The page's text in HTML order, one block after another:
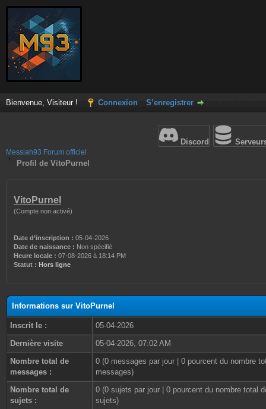
Bienvenue, Visiteur ! Connexion S’enregistrer
Discord
Messiah93 Forum officiel
Profil de VitoPurnel
VitoPurnel
(Compte non activé)
Date d’inscription : 05-04-2026
Date de naissance : Non spécifié
Heure locale : 07-08-2026 à 18:14 PM
Statut : Hors ligne
Informations sur VitoPurnel
Inscrit le :
05-04-2026
Dernière visite
05-04-2026, 07:02 AM
Nombre total de
messages :
0 (0 messages par jour | 0 pourcent du nombre
messages)
Nombre total de
sujets :
0 (0 sujets par jour | 0 pourcent du nombre total
sujets)